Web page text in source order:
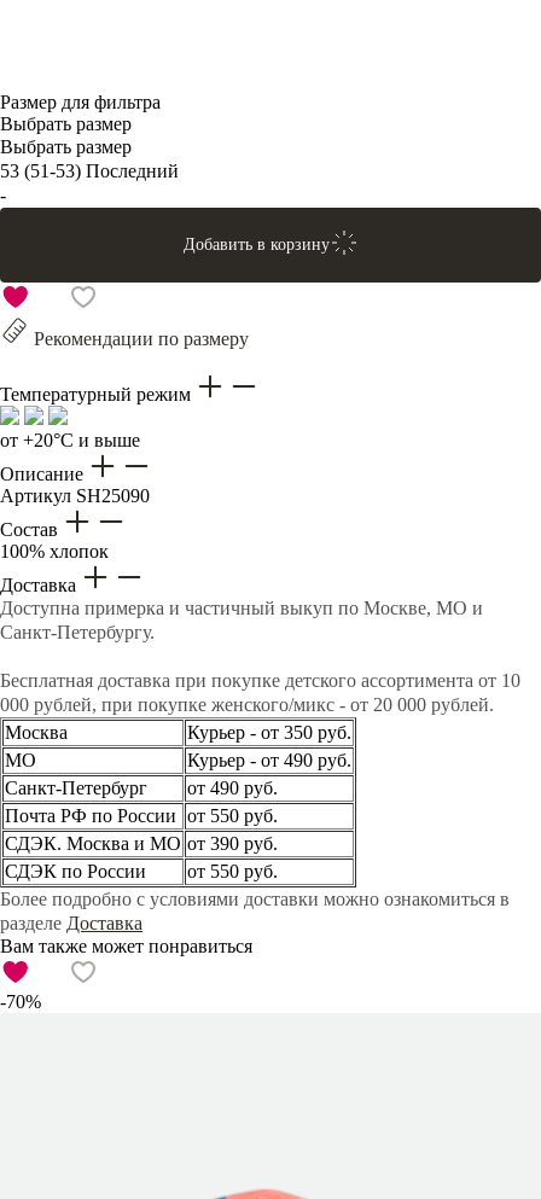
Размер для фильтра
Выбрать размер
Выбрать размер
53 (51-53) Последний
-
Добавить в корзину
Рекомендации по размеру
Температурный режим
от +20°C и выше
Описание
Артикул SH25090
Состав
100% хлопок
Доставка
Доступна примерка и частичный выкуп по Москве, МО и
Санкт-Петербургу.
Бесплатная доставка при покупке детского ассортимента от 10
000 рублей, при покупке женского/микс - от 20 000 рублей.
Москва
Курьер - от 350 руб.
МО
Курьер - от 490 руб.
Санкт-Петербург
от 490 руб.
Почта РФ по России от 550 руб.
СДЭК. Москва и МО от 390 руб.
СДЭК по России
от 550 руб.
Более подробно с условиями доставки можно ознакомиться в
разделе Доставка
Вам также может понравиться
-70%